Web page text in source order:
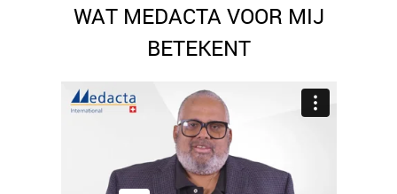
WAT MEDACTA VOOR MIJ
BETEKENT